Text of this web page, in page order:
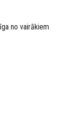
no vairākiem